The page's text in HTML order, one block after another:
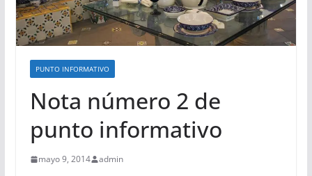
PUNTO INFORMATIVO
Nota número 2 de
punto informativo
mayo 9, 2014 admin